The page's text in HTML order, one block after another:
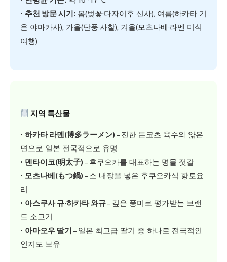
• 추천 방문 시기: 봄(벚꽃·다자이후 신사), 여름(하카타 기
온 야마카사), 가을(단풍·사찰), 겨울(모츠나베·라멘 미식
여행)
지역 특산물
• 하카타 라멘(博多ラーメン)– 진한 돈코츠 육수와 얇은
면으로 일본 전국적으로 유명
• 멘타이코(明太子)– 후쿠오카를 대표하는 명물 젓갈
• 모츠나베(もつ鍋)– 소 내장을 넣은 후쿠오카식 향토요
리
• 아스쿠사 규·하카타 와규– 깊은 풍미로 평가받는 브랜
드 소고기
• 아마오우 딸기 – 일본 최고급 딸기 중 하나로 전국적인
인지도 보유